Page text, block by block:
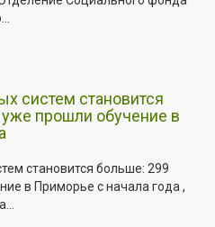
систем становится
прошли обучение в
становится больше: 299
в Приморье с начала года ,